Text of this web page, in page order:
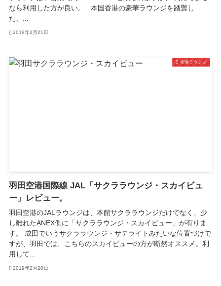
なら利用した方が良い。 本国香港の豪華ラウンジを踏襲し
た、...
2019年2月21日
空港ラウンジ
羽田空港国際線 JAL「サクララウンジ・スカイビュ
ー」レビュー。
羽田空港のJALラウンジは、本館サクララウンジだけでなく、少
し離れたANEX側に「サクララウンジ・スカイビュー」が有りま
す。 成田でいうサクララウンジ・サテライトみたいな位置づけで
すが、羽田では、こちらのスカイビューの方が断然オススメ。利
用して...
2019年2月20日